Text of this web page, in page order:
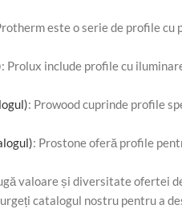
este o serie de profile
: Prolux include profile cu
: Prowood cuprinde profile
: Prostone oferă profile
valoare și diversitate ofertei
catalogul nostru pentru a